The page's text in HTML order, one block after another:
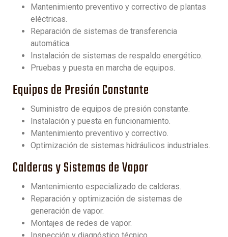
Mantenimiento preventivo y correctivo de plantas
eléctricas.
Reparación de sistemas de transferencia
automática.
Instalación de sistemas de respaldo energético.
Pruebas y puesta en marcha de equipos.
Equipos de Presión Constante
Suministro de equipos de presión constante.
Instalación y puesta en funcionamiento.
Mantenimiento preventivo y correctivo.
Optimización de sistemas hidráulicos industriales.
Calderas y Sistemas de Vapor
Mantenimiento especializado de calderas.
Reparación y optimización de sistemas de
generación de vapor.
Montajes de redes de vapor.